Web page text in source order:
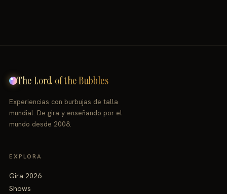
The Lord of the Bubbles
Experiencias con burbujas de talla
mundial. De gira y enseñando por el
mundo desde 2008.
EXPLORA
Gira 2026
Shows